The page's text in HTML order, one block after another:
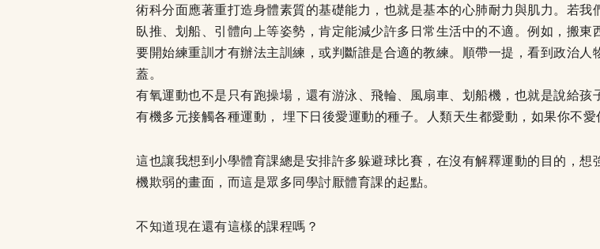
術科分面應著重打造身體素質的基礎能力，也就是基本的心肺耐力與肌力。若我
臥推、划船、引體向上等姿勢，肯定能減少許多日常生活中的不適。例如，搬
要開始練重訓才有辦法主訓練，或判斷誰是合適的教練。順帶一提，看到政治
蓋。
有氧運動也不是只有跑操場，還有游泳、飛輪、風扇車、划船機，也就是說給
有機多元接觸各種運動， 埋下日後愛運動的種子。人類天生都愛動，如果你不愛
這也讓我想到小學體育課總是安排許多躲避球比賽，在沒有解釋運動的目的，
機欺弱的畫面，而這是眾多同學討厭體育課的起點。
不知道現在還有這樣的課程嗎？